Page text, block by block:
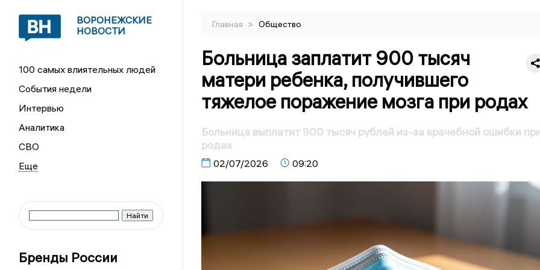
ВОРОНЕЖСКИЕ
НОВОСТИ
100 самых влиятельных людей
События недели
Интервью
Аналитика
СВО
Бренды России
Главная > Общество
Больница заплатит 900 тысяч
матери ребенка, получившего
тяжелое поражение мозга при родах
Больница выплатит 900 тысяч рублей из-за врачебной ошибки
родах
02/07/2026 09:20